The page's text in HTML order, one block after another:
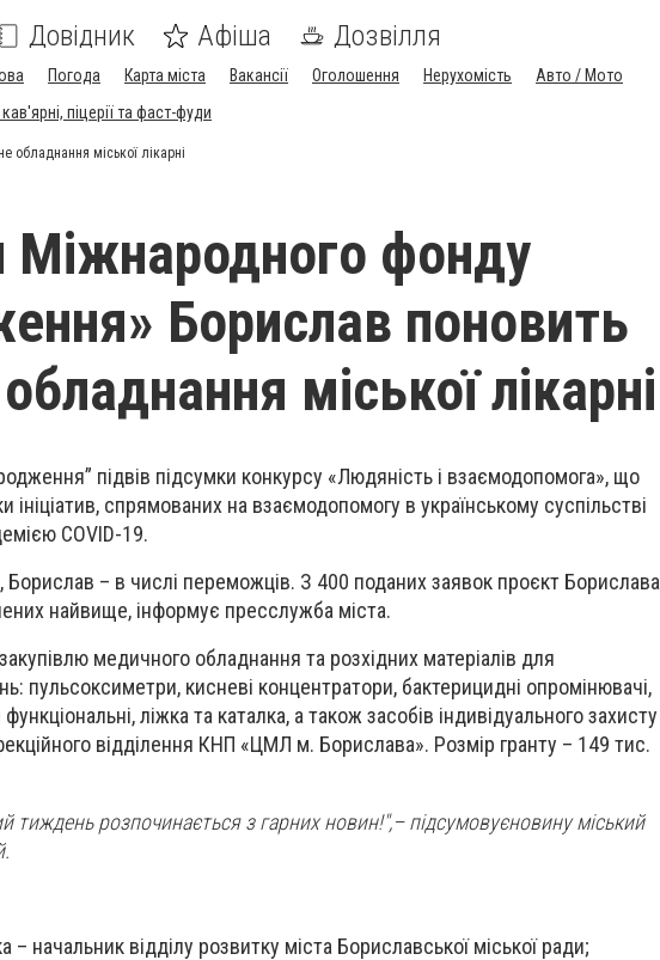
Довідник Афіша Дозвілля
Погода Карта міста Вакансії Оголошення Нерухомість
Авто / Мото
піцерії та фаст-фуди
міської лікарні
Міжнародного фонду
Борислав поновить
міської лікарні
підвів підсумки конкурсу «Людяність і взаємодопомога», що
ініціатив, спрямованих на взаємодопомогу в українському суспільстві
COVID-19.
Борислав – в числі переможців. З 400 поданих заявок проєкт Борислава
найвище, інформує пресслужба міста.
медичного обладнання та розхідних матеріалів для
пульсоксиметри, кисневі концентратори, бактерицидні опромінювачі,
ліжка та каталка, а також засобів індивідуального захисту
відділення КНП «ЦМЛ м. Борислава». Розмір гранту – 149 тис.
тиждень розпочинається з гарних новин!",– підсумовуєновину міський
– начальник відділу розвитку міста Бориславської міської ради;